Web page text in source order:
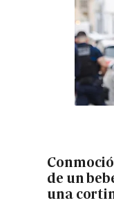
de un
una